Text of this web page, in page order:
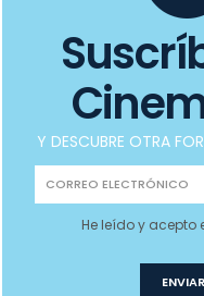
Y DESCUBRE OTRA
He leído y acepto